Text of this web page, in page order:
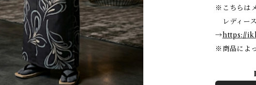
※こちらは
レディー
→https://
※商品によ